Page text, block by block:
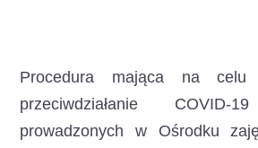
Procedura mająca na celu
przeciwdziałanie
prowadzonych w Ośrodku